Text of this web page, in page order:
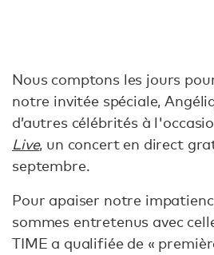
Nous comptons les jours
notre invitée spéciale,
d’autres célébrités à
Live, un concert en direct
septembre.
Pour apaiser notre
sommes entretenus avec
TIME a qualifiée de «